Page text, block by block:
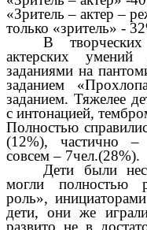
«Зритель – актер –
только «зритель» -
В
актерских
заданиями на
заданием
заданием. Тяжелее
с интонацией,
Полностью
(12%), частично –
совсем – 7чел.(28%).
Дети были
могли полностью
роль»,
дети, они же
развито не в